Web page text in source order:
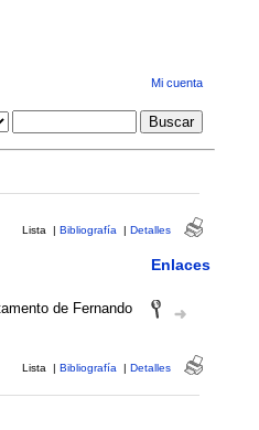
Mi cuenta
Lista | Bibliografía | Detalles
Enlaces
de Fernando
Lista | Bibliografía | Detalles